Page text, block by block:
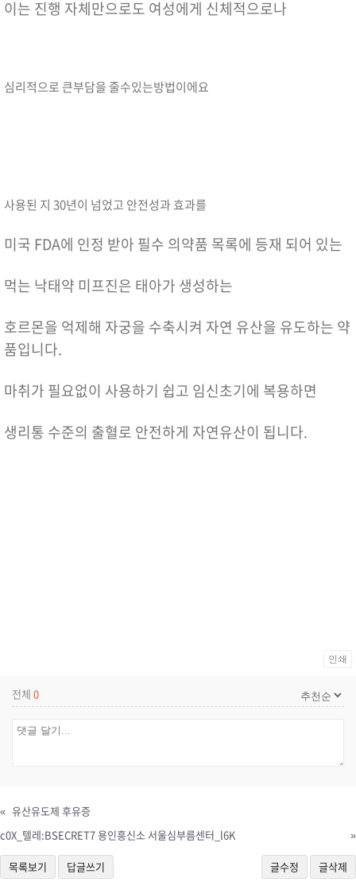
이는 진행 자체만으로도 여성에게 신체적으로나
심리적으로 큰부담을 줄수있는방법이에요
사용된 지 30년이 넘었고 안전성과 효과를
미국 FDA에 인정 받아 필수 의약품 목록에 등재 되어 있는
먹는 낙태약 미프진은 태아가 생성하는
호르몬을 억제해 자궁을 수축시켜 자연 유산을 유도하는 약
품입니다.
마취가 필요없이 사용하기 쉽고 임신초기에 복용하면
생리통 수준의 출혈로 안전하게 자연유산이 됩니다.
인쇄
전체 0
« 유산유도제 후유증
c0X_텔레:BSECRET7 용인흥신소 서울심부름센터_l6K
»
목록보기 답글쓰기 글수정 글삭제